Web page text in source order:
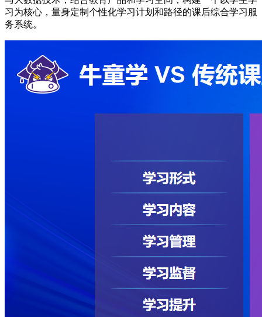
习为核心，量身定制个性化学习计划和路径的课后综合学习服
务系统。